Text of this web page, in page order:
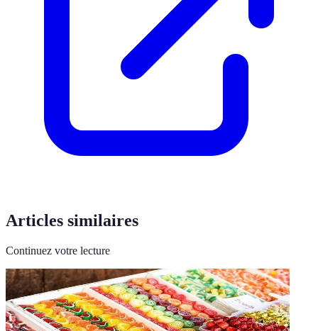
Articles similaires
Continuez votre lecture